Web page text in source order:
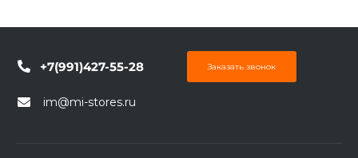
+7(991)427-55-28 Заказать звонок
im@mi-stores.ru